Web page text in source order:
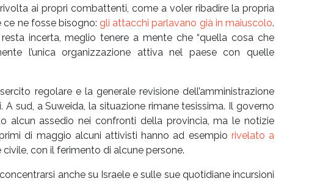
ai propri combattenti, come a voler ribadire la propria
ce ne fosse bisogno:gli attacchi parlavano già in maiuscolo.
incerta, meglio tenere a mente che “quella cosa che
l’unica organizzazione attiva nel paese con quelle
regolare e la generale revisione dell’amministrazione
sud, a Suweida, la situazione rimane tesissima. Il governo
alcun assedio nei confronti della provincia, ma le notizie
di maggio alcuni attivisti hanno ad esempio rivelato a
con il ferimento di alcune persone.
anche su Israele e sulle sue quotidiane incursioni